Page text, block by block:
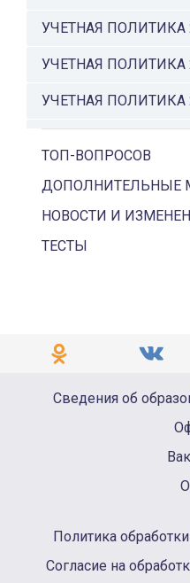
УЧЕТНАЯ ПОЛИТИКА
УЧЕТНАЯ ПОЛИТИКА
УЧЕТНАЯ ПОЛИТИКА
ОСОБЕННОСТИ
ПОНИЖЕННАЯ СТАВКА
ТОП-ВОПРОСОВ
ДОПОЛНИТЕЛЬНЫЕ
НОВОСТИ И
ТЕСТЫ
Сведения об
Политика
Согласие на